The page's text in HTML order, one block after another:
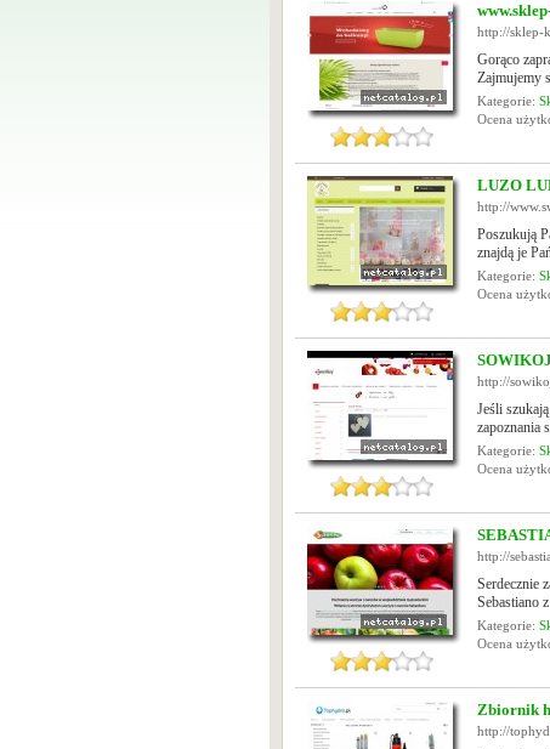
http://sklep-
Gorąco
Zajmujemy
Kategorie:
Ocena
LUZO
http://
Poszukują
znajdą je
Kategorie:
Ocena
http://
Jeśli
zapoznania
Kategorie:
Ocena
http://
Serdecznie
Sebastiano
Kategorie:
Ocena
Zbiornik
http://